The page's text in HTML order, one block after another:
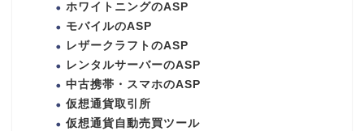
ホワイトニングのASP
モバイルのASP
レザークラフトのASP
レンタルサーバーのASP
中古携帯・スマホのASP
仮想通貨取引所
仮想通貨自動売買ツール